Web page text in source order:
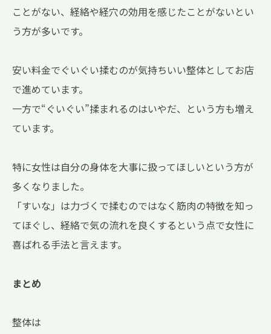
ことがない、経絡や経穴の効用を感じたことがないとい
う方が多いです。
安い料金でぐいぐい揉むのが気持ちいい整体としてお店
で進めています。
一方で“ぐいぐい”揉まれるのはいやだ、という方も増え
ています。
特に女性は自分の身体を大事に扱ってほしいという方が
多くなりました。
「すいな」は力づくで揉むのではなく筋肉の特徴を知っ
てほぐし、経絡で気の流れを良くするという点で女性に
喜ばれる手法と言えます。
まとめ
整体は